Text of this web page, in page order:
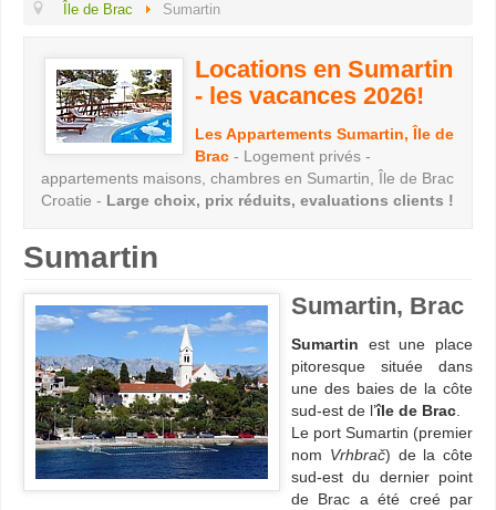
Île de Brac Sumartin
Locations en Sumartin
- les vacances 2026!
Les Appartements Sumartin, Île de
Brac - Logement privés -
appartements maisons, chambres en Sumartin, Île de Brac
Croatie - Large choix, prix réduits, evaluations clients !
Sumartin
Sumartin, Brac
Sumartin est une place
pitoresque située dans
une des baies de la côte
sud-est de l’île de Brac.
Le port Sumartin (premier
nom Vrhbrač) de la côte
sud-est du dernier point
de Brac a été creé par